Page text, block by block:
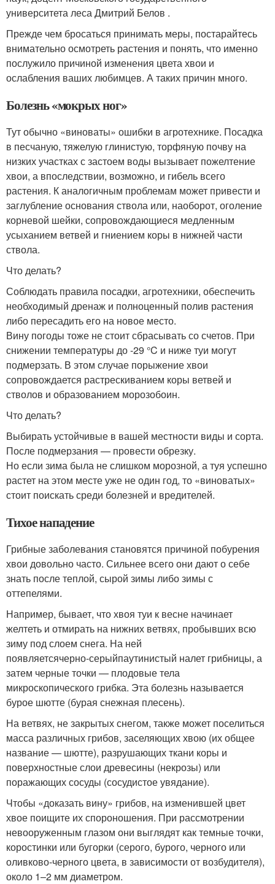
университета леса Дмитрий Белов .
Прежде чем бросаться принимать меры, постарайтесь
внимательно осмотреть растения и понять, что именно
послужило причиной изменения цвета хвои и
ослабления ваших любимцев. А таких причин много.
Болезнь «мокрых ног»
Тут обычно «виноваты» ошибки в агротехнике. Посадка
в песчаную, тяжелую глинистую, торфяную почву на
низких участках с застоем воды вызывает пожелтение
хвои, а впоследствии, возможно, и гибель всего
растения. К аналогичным проблемам может привести и
заглубление основания ствола или, наоборот, оголение
корневой шейки, сопровождающиеся медленным
усыханием ветвей и гниением коры в нижней части
ствола.
Что делать?
Соблюдать правила посадки, агротехники, обеспечить
необходимый дренаж и полноценный полив растения
либо пересадить его на новое место.
Вину погоды тоже не стоит сбрасывать со счетов. При
снижении температуры до -29 °C и ниже туи могут
подмерзать. В этом случае порыжение хвои
сопровождается растрескиванием коры ветвей и
стволов и образованием морозобоин.
Что делать?
Выбирать устойчивые в вашей местности виды и сорта.
После подмерзания — провести обрезку.
Но если зима была не слишком морозной, а туя успешно
растет на этом месте уже не один год, то «виноватых»
стоит поискать среди болезней и вредителей.
Тихое нападение
Грибные заболевания становятся причиной побурения
хвои довольно часто. Сильнее всего они дают о себе
знать после теплой, сырой зимы либо зимы с
оттепелями.
Например, бывает, что хвоя туи к весне начинает
желтеть и отмирать на нижних ветвях, пробывших всю
зиму под слоем снега. На ней
появляетсячерно-серыйпаутинистый налет грибницы, а
затем черные точки — плодовые тела
микроскопического грибка. Эта болезнь называется
бурое шютте (бурая снежная плесень).
На ветвях, не закрытых снегом, также может поселиться
масса различных грибов, заселяющих хвою (их общее
название — шютте), разрушающих ткани коры и
поверхностные слои древесины (некрозы) или
поражающих сосуды (сосудистое увядание).
Чтобы «доказать вину» грибов, на изменившей цвет
хвое поищите их спороношения. При рассмотрении
невооруженным глазом они выглядят как темные точки,
коростинки или бугорки (серого, бурого, черного или
оливково‑черного цвета, в зависимости от возбудителя),
около 1–2 мм диаметром.